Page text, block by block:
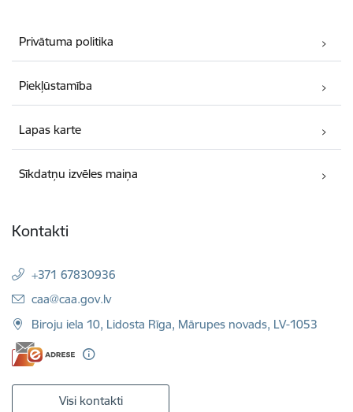
Privātuma politika
Piekļūstamība
Lapas karte
Sīkdatņu izvēles maiņa
Kontakti
+371 67830936
E-pasts:
caa@caa.gov.lv
Biroju iela 10, Lidosta Rīga, Mārupes novads, LV-1053
Visi kontakti